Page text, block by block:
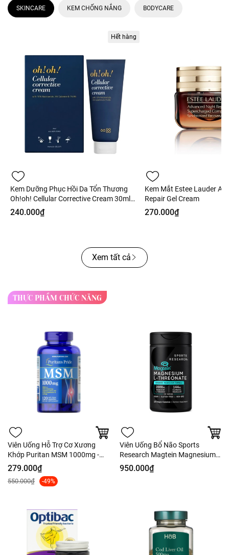
SKINCARE KEM CHỐNG NẮNG BODYCARE
Hết hàng
Kem Dưỡng Phục Hồi Da Tổn Thương
Oh!oh! Cellular Corrective Cream 30ml
Fullbox - Hàng Công Ty
240.000₫
Kem Mắt Estee Lauder
Repair Gel Cream
270.000₫
Xem tất cả
THỰC PHẨM CHỨC NĂNG
Viên Uống Hỗ Trợ Cơ Xương
Khớp Puritan MSM 1000mg -
120 Viên
279.000₫
550.000₫ -49%
Viên Uống Bổ Não Sports
Research Magtein Magnesium
L-Threonate 2000mg 135 Viên -
Hàng Costco
950.000₫